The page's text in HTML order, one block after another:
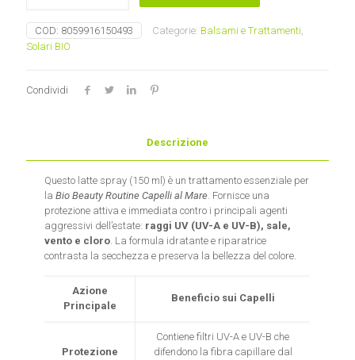
al
Mare
con
Papaya
COD: 8059916150493 Categorie: Balsami e Trattamenti,
Solari BIO
Condividi
Descrizione
Questo latte spray (150 ml) è un trattamento essenziale per
laBio Beauty Routine Capelli al Mare. Fornisce una
protezione attiva e immediata contro i principali agenti
aggressivi dell’estate: raggi UV (UV-A e UV-B), sale,
vento e cloro. La formula idratante e riparatrice
contrasta la secchezza e preserva la bellezza del colore.
Azione
Principale
Beneficio sui Capelli
Protezione
Contiene filtri UV-A e UV-B che
difendono la fibra capillare dal